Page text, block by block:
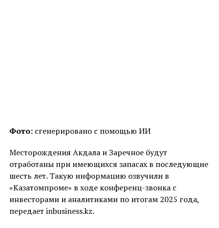
Фото: сгенерировано с помощью ИИ
Месторождения Акдала и Заречное будут
отработаны при имеющихся запасах в последующие
шесть лет. Такую информацию озвучили в
«Казатомпроме» в ходе конференц-звонка с
инвесторами и аналитиками по итогам 2025 года,
передает inbusiness.kz.